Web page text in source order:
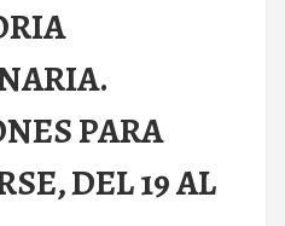
PARA
DEL 19 AL